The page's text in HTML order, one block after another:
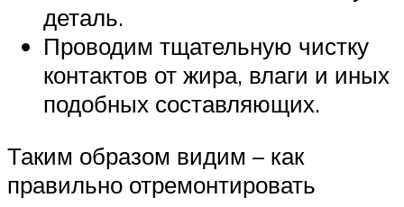
деталь.
Проводим тщательную чистку
контактов от жира, влаги и иных
подобных составляющих.
Таким образом видим – как
правильно отремонтировать